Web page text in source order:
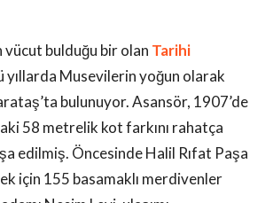
vücut bulduğu bir olan Tarihi
yıllarda Musevilerin yoğun olarak
bulunuyor. Asansör, 1907’de
58 metrelik kot farkını rahatça
edilmiş. Öncesinde Halil Rıfat Paşa
için 155 basamaklı merdivenler